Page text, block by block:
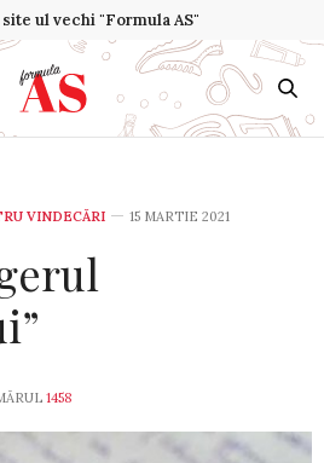
ul vechi "Formula AS"
VINDECĂRI 15 MARTIE 2021
1458